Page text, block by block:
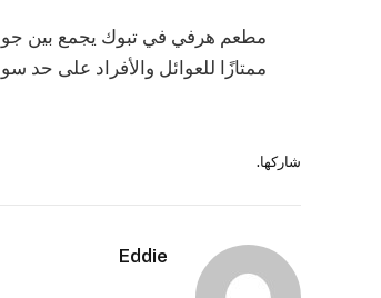
مطعم هرفي في تبوك يجمع بين جودة
ممتازًا للعوائل والأفراد على حد
شاركها.
Eddie